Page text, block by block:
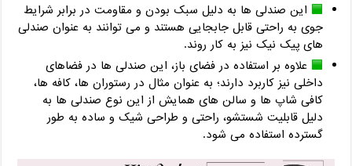
این صندلی ها به دلیل سبک بودن و مقاومت در برابر شرایط
جوی به راحتی قابل جابجایی هستند و می توانند به عنوان صندلی
های پیک نیک نیز به کار روند.
علاوه بر استفاده در فضای باز، این صندلی ها در فضاهای
داخلی نیز کاربرد دارند؛ به عنوان مثال در رستوران ها، کافه ها،
کافی شاپ ها و سالن های همایش از این نوع صندلی ها به
دلیل قابلیت شستشو، راحتی و طراحی شیک و ساده به طور
گسترده استفاده می شود.